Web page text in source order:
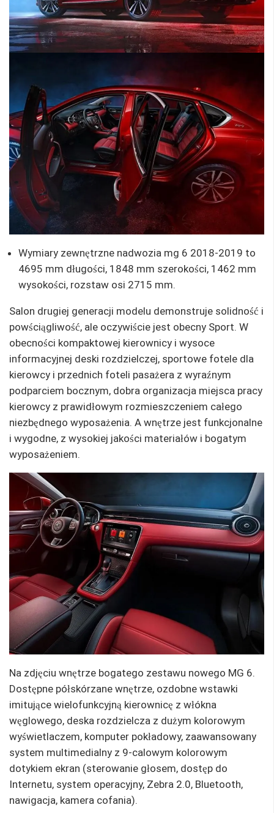
Wymiary zewnętrzne nadwozia mg 6 2018-2019 to
4695 mm długości, 1848 mm szerokości, 1462 mm
wysokości, rozstaw osi 2715 mm.
Salon drugiej generacji modelu demonstruje solidność i
powściągliwość, ale oczywiście jest obecny Sport. W
obecności kompaktowej kierownicy i wysoce
informacyjnej deski rozdzielczej, sportowe fotele dla
kierowcy i przednich foteli pasażera z wyraźnym
podparciem bocznym, dobra organizacja miejsca pracy
kierowcy z prawidłowym rozmieszczeniem całego
niezbędnego wyposażenia. A wnętrze jest funkcjonalne
i wygodne, z wysokiej jakości materiałów i bogatym
wyposażeniem.
Na zdjęciu wnętrze bogatego zestawu nowego MG 6.
Dostępne półskórzane wnętrze, ozdobne wstawki
imitujące wielofunkcyjną kierownicę z włókna
węglowego, deska rozdzielcza z dużym kolorowym
wyświetlaczem, komputer pokładowy, zaawansowany
system multimedialny z 9-calowym kolorowym
dotykiem ekran (sterowanie głosem, dostęp do
Internetu, system operacyjny, Zebra 2.0, Bluetooth,
nawigacja, kamera cofania).